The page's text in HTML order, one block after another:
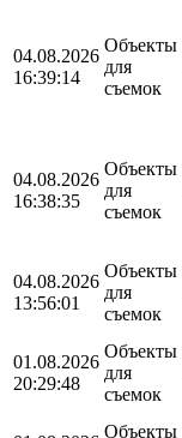
04.08.2026
16:39:14
Объекты
для
съемок
04.08.2026
16:38:35
Объекты
для
съемок
04.08.2026
13:56:01
Объекты
для
съемок
01.08.2026
20:29:48
Объекты
для
съемок
Объекты